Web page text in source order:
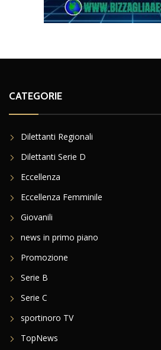
CATEGORIE
Dilettanti Regionali
Dilettanti Serie D
Eccellenza
Eccellenza Femminile
Giovanili
news in primo piano
Promozione
Serie B
Serie C
sportinoro TV
TopNews